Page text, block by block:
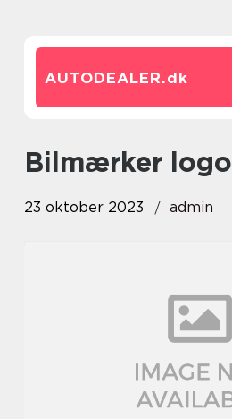
AUTODEALER.dk
bilmærker logo
23 oktober 2023 admin